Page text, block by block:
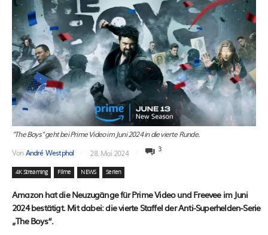
"The Boys" geht bei Prime Video im Juni 2024 in die vierte Runde.
VonAndré Westphal 28. Mai 2024 3
4K Streaming Filme NEWS Serien
Amazon hat die Neuzugänge für Prime Video und Freevee im Juni
2024 bestätigt. Mit dabei: die vierte Staffel der Anti-Superhelden-Serie
„The Boys“.